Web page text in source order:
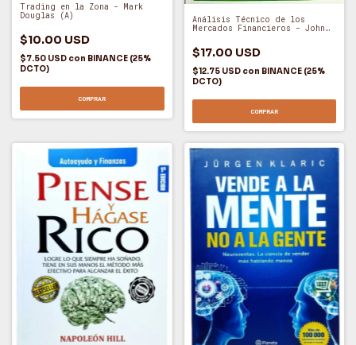
Trading en la Zona - Mark
Douglas (A)
$10.00 USD
$7.50 USD con BINANCE (25%
DCTO)
COMPRAR
Análisis Técnico de los
Mercados Financieros - John
$17.00 USD
$12.75 USD con BINANCE (25%
DCTO)
COMPRAR